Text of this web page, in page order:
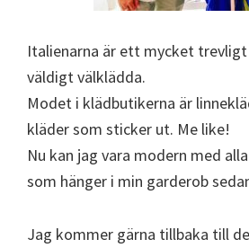
Italienarna är ett mycket
väldigt välklädda.
Modet i klädbutikerna är
kläder som sticker ut. Me like!
Nu kan jag vara modern med
som hänger i min garderob
Jag kommer gärna tillbaka till